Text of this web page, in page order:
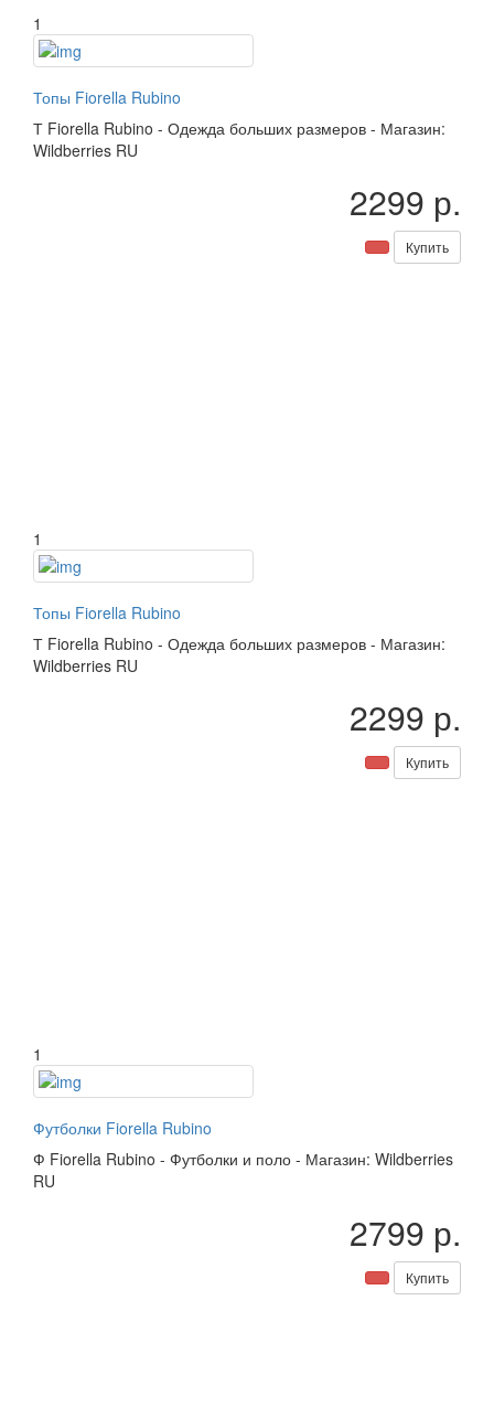
1
Топы Fiorella Rubino
Т Fiorella Rubino - Одежда больших размеров - Магазин:
Wildberries RU
2299 р.
Купить
1
Топы Fiorella Rubino
Т Fiorella Rubino - Одежда больших размеров - Магазин:
Wildberries RU
2299 р.
Купить
1
Футболки Fiorella Rubino
Ф Fiorella Rubino - Футболки и поло - Магазин: Wildberries
RU
2799 р.
Купить